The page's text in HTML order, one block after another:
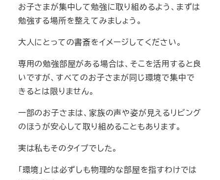
お子さまが集中して勉強に取り組めるよう、まずは
勉強する場所を整えてみましょう。
大人にとっての書斎をイメージしてください。
専用の勉強部屋がある場合は、そこを活用すると良
いですが、すべてのお子さまが同じ環境で集中で
きるとは限りません。
一部のお子さまは、家族の声や姿が見えるリビング
のほうが安心して取り組めることもあります。
実は私もそのタイプでした。
「環境」とは必ずしも物理的な部屋を指すわけでは